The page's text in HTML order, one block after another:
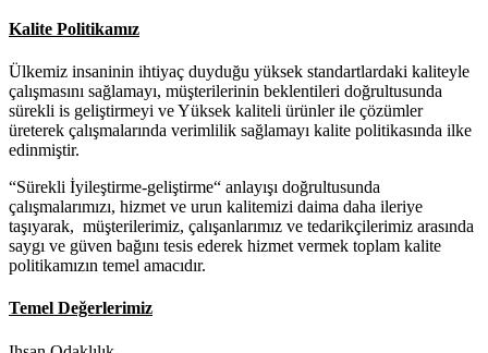
Kalite Politikamız
Ülkemiz insaninin ihtiyaç duyduğu yüksek standartlardaki kaliteyle
çalışmasını sağlamayı, müşterilerinin beklentileri doğrultusunda
sürekli is geliştirmeyi ve Yüksek kaliteli ürünler ile çözümler
üreterek çalışmalarında verimlilik sağlamayı kalite politikasında ilke
edinmiştir.
“Sürekli İyileştirme-geliştirme“ anlayışı doğrultusunda
çalışmalarımızı, hizmet ve urun kalitemizi daima daha ileriye
taşıyarak, müşterilerimiz, çalışanlarımız ve tedarikçilerimiz arasında
saygı ve güven bağını tesis ederek hizmet vermek toplam kalite
politikamızın temel amacıdır.
Temel Değerlerimiz